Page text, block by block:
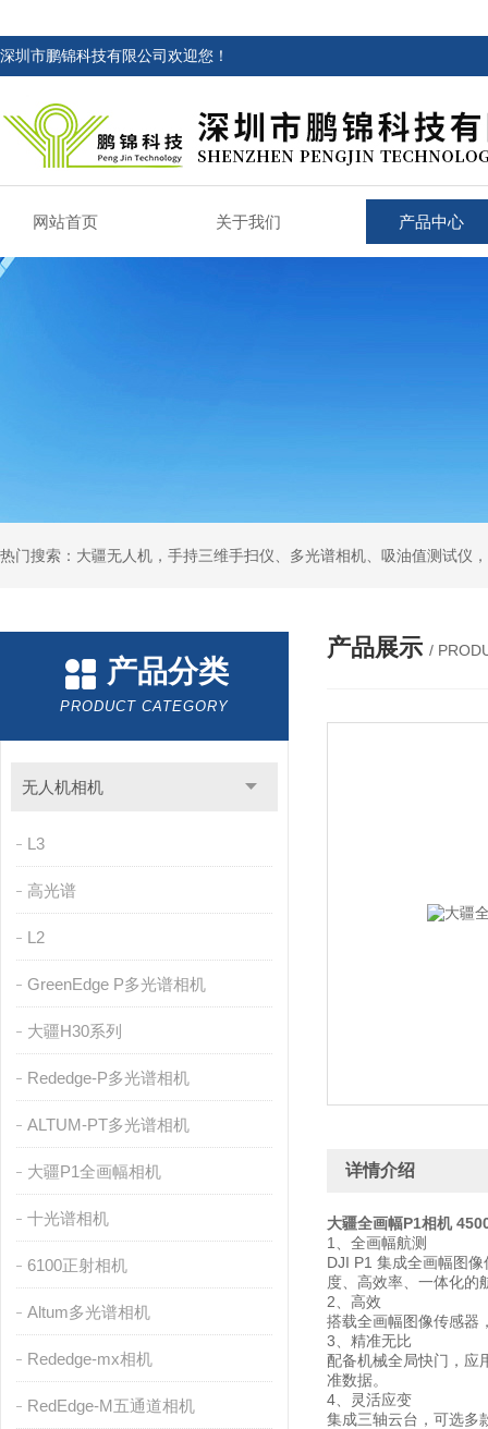
深圳市鹏锦科技有限公司欢迎您！
网站首页 关于我们 产品中心
热门搜索：大疆无人机，手持三维手扫仪、多光谱相机、吸油值测试仪
产品分类
PRODUCT CATEGORY
无人机相机
L3
高光谱
L2
GreenEdge P多光谱相机
大疆H30系列
Rededge-P多光谱相机
ALTUM-PT多光谱相机
大疆P1全画幅相机
十光谱相机
6100正射相机
Altum多光谱相机
Rededge-mx相机
RedEdge-M五通道相机
产品展示 /
详情介绍
大疆全画幅P1相机
1、全画幅航测
DJI P1 集成全画幅图
度、高效率、一体化的
2、高效
搭载全画幅图像传感器
3、精准无比
配备机械全局快门，应
准数据。
4、灵活应变
集成三轴云台，可选多